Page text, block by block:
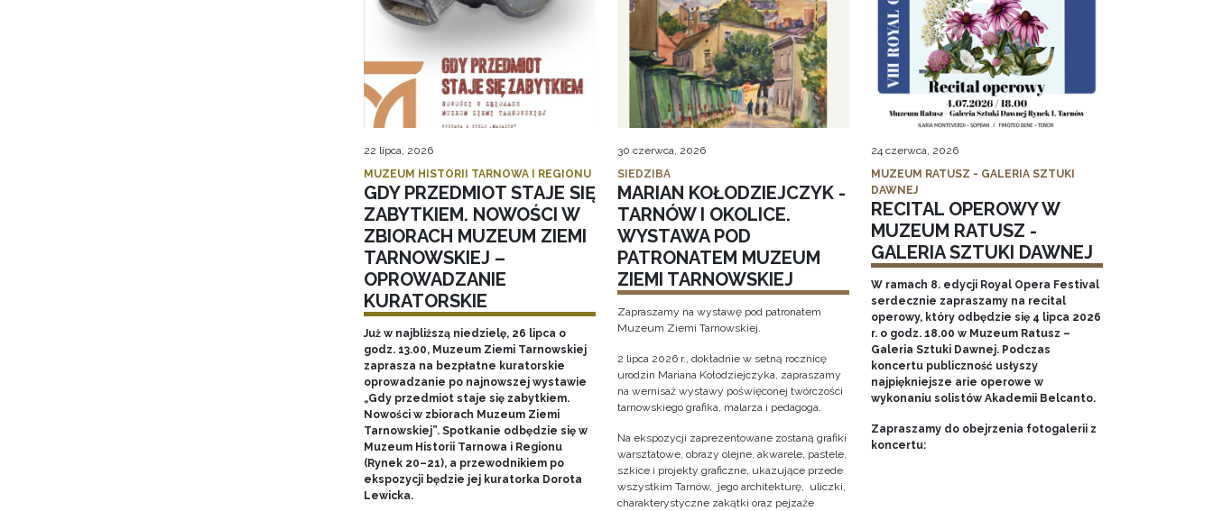
22 lipca, 2026
MUZEUM HISTORII TARNOWA I REGIONU
GDY PRZEDMIOT STAJE SIĘ
ZABYTKIEM. NOWOŚCI W
ZBIORACH MUZEUM ZIEMI
TARNOWSKIEJ –
OPROWADZANIE
KURATORSKIE
Już w najbliższą niedzielę, 26 lipca o
godz. 13.00, Muzeum Ziemi Tarnowskiej
zaprasza na bezpłatne kuratorskie
oprowadzanie po najnowszej wystawie
„Gdy przedmiot staje się zabytkiem.
Nowości w zbiorach Muzeum Ziemi
Tarnowskiej”. Spotkanie odbędzie się w
Muzeum Historii Tarnowa i Regionu
(Rynek 20–21), a przewodnikiem po
ekspozycji będzie jej kuratorka Dorota
Lewicka.
30 czerwca, 2026
SIEDZIBA
MARIAN KOŁODZIEJCZYK -
TARNÓW I OKOLICE.
WYSTAWA POD
PATRONATEM MUZEUM
ZIEMI TARNOWSKIEJ
Zapraszamy na wystawę pod patronatem
Muzeum Ziemi Tarnowskiej.
2 lipca 2026 r., dokładnie w setną rocznicę
urodzin Mariana Kołodziejczyka, zapraszamy
na wernisaż wystawy poświęconej twórczości
tarnowskiego grafika, malarza i pedagoga.
Na ekspozycji zaprezentowane zostaną grafiki
warsztatowe, obrazy olejne, akwarele, pastele,
szkice i projekty graficzne, ukazujące przede
wszystkim Tarnów, jego architekturę, uliczki,
charakterystyczne zakątki oraz pejzaże
24 czerwca, 2026
MUZEUM RATUSZ - GALERIA SZTUKI
DAWNEJ
RECITAL OPEROWY W
MUZEUM RATUSZ -
GALERIA SZTUKI DAWNEJ
W ramach 8. edycji Royal Opera Festival
serdecznie zapraszamy na recital
operowy, który odbędzie się 4 lipca 2026
r. o godz. 18.00 w Muzeum Ratusz –
Galeria Sztuki Dawnej. Podczas
koncertu publiczność usłyszy
najpiękniejsze arie operowe w
wykonaniu solistów Akademii Belcanto.
Zapraszamy do obejrzenia fotogalerii z
koncertu: